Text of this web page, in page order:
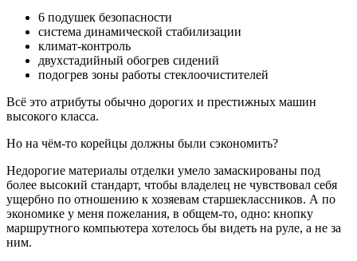
6 подушек безопасности
система динамической стабилизации
климат-контроль
двухстадийный обогрев сидений
подогрев зоны работы стеклоочистителей
Всё это атрибуты обычно дорогих и престижных машин
высокого класса.
Но на чём-то корейцы должны были сэкономить?
Недорогие материалы отделки умело замаскированы под
более высокий стандарт, чтобы владелец не чувствовал себя
ущербно по отношению к хозяевам старшеклассников. А по
экономике у меня пожелания, в общем-то, одно: кнопку
маршрутного компьютера хотелось бы видеть на руле, а не за
ним.